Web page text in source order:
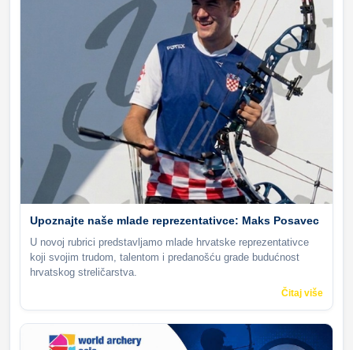
Upoznajte naše mlade reprezentativce: Maks Posavec
U novoj rubrici predstavljamo mlade hrvatske reprezentativce
koji svojim trudom, talentom i predanošću grade budućnost
hrvatskog streličarstva.
Čitaj više